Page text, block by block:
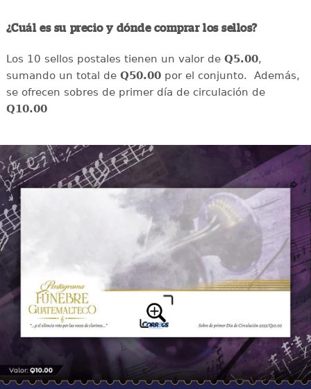
¿Cuál es su precio y dónde comprar los sellos?
Los 10 sellos postales tienen un valor de Q5.00,
sumando un total de Q50.00por el conjunto. Además,
se ofrecen sobres de primer día de circulación de
Q10.00